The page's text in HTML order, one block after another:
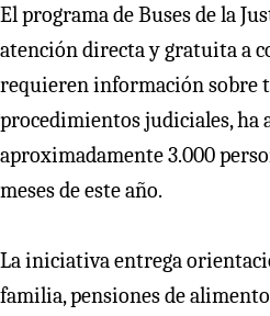
El programa de Buses de la
atención directa y gratuita a
requieren información sobre
procedimientos judiciales, ha
aproximadamente 3.000
meses de este año.
La iniciativa entrega
familia, pensiones de